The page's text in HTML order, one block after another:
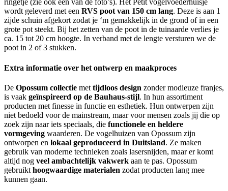
ringetje (zie ook een van de foto’s). Het Petit vogelvoederhuisje
wordt geleverd met een RVS poot van 150 cm lang. Deze is aan 1
zijde schuin afgekort zodat je ‘m gemakkelijk in de grond of in een
grote pot steekt. Bij het zetten van de poot in de tuinaarde verlies je
ca. 15 tot 20 cm hoogte. In verband met de lengte versturen we de
poot in 2 of 3 stukken.
Extra informatie over het ontwerp en maakproces
De Opossum collectie met tijdloos design zonder modieuze franjes,
is vaak geïnspireerd op de Bauhaus-stijl. In hun assortiment
producten met finesse in functie en esthetiek. Hun ontwerpen zijn
niet bedoeld voor de mainstream, maar voor mensen zoals jij die op
zoek zijn naar iets speciaals, die functionele en heldere
vormgeving waarderen. De vogelhuizen van Opossum zijn
ontworpen en lokaal geproduceerd in Duitsland. Ze maken
gebruik van moderne technieken zoals lasersnijden, maar er komt
altijd nog veel ambachtelijk vakwerk aan te pas. Opossum
gebruikt hoogwaardige materialen zodat producten lang mee
kunnen gaan.